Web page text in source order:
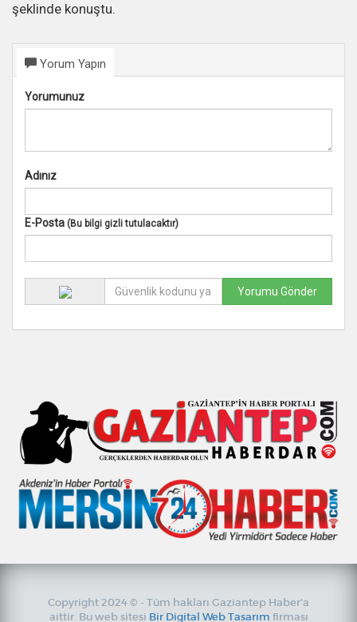
şeklinde konuştu.
Yorum Yapın
Yorumunuz
Adınız
E-Posta (Bu bilgi gizli tutulacaktır)
Copyright 2024 © - Tüm hakları Gaziantep Haber'a
aittir. Bu web sitesi Bir Digital Web Tasarım firması